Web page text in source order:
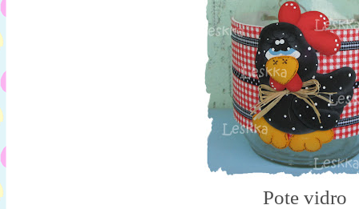
Pote vidro